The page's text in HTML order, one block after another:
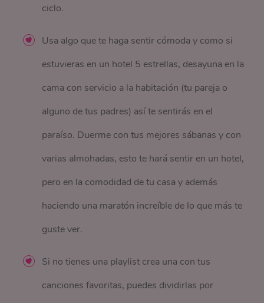
ciclo.
Usa algo que te haga sentir cómoda y como si
estuvieras en un hotel 5 estrellas, desayuna en la
cama con servicio a la habitación (tu pareja o
alguno de tus padres) así te sentirás en el
paraíso. Duerme con tus mejores sábanas y con
varias almohadas, esto te hará sentir en un hotel,
pero en la comodidad de tu casa y además
haciendo una maratón increíble de lo que más te
guste ver.
Si no tienes una playlist crea una con tus
canciones favoritas, puedes dividirlas por